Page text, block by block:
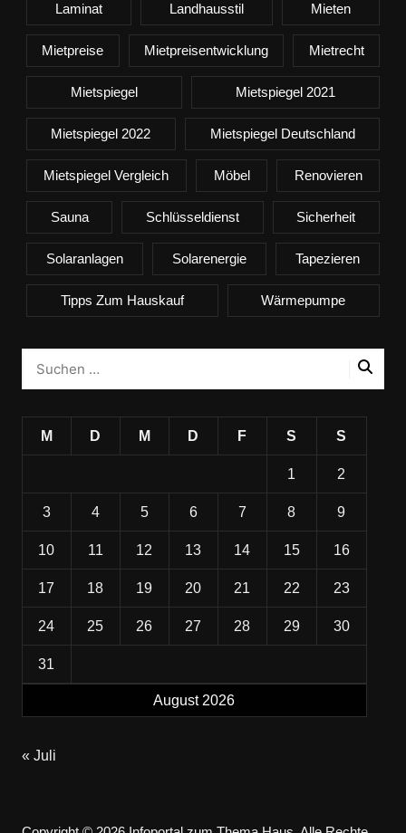
Laminat Landhausstil Mieten
Mietpreise Mietpreisentwicklung Mietrecht
Mietspiegel Mietspiegel 2021
Mietspiegel 2022 Mietspiegel Deutschland
Mietspiegel Vergleich Möbel Renovieren
Sauna Schlüsseldienst Sicherheit
Solaranlagen Solarenergie Tapezieren
Tipps Zum Hauskauf Wärmepumpe
August 2026
M D M D F S S
1 2
3 4 5 6 7 8 9
10 11 12 13 14 15 16
17 18 19 20 21 22 23
24 25 26 27 28 29 30
31
« Juli